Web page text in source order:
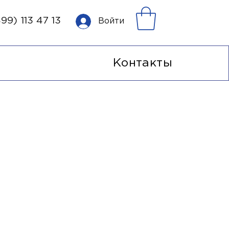
113 47 13 Войти
Контакты